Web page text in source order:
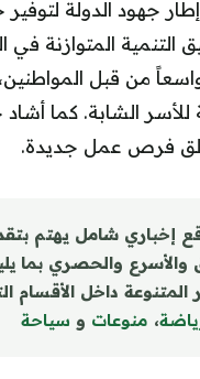
جهود الدولة
المتوازنة في
من قبل
الشابة. كما أشاد
فرص عمل جديدة.
إخباري شامل يهتم
والأسرع والحصري
داخل الأقسام
، منوعات و سياحة